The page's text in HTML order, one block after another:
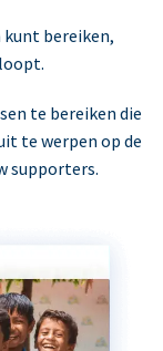
kunt bereiken,
te bereiken die
te werpen op de
supporters.